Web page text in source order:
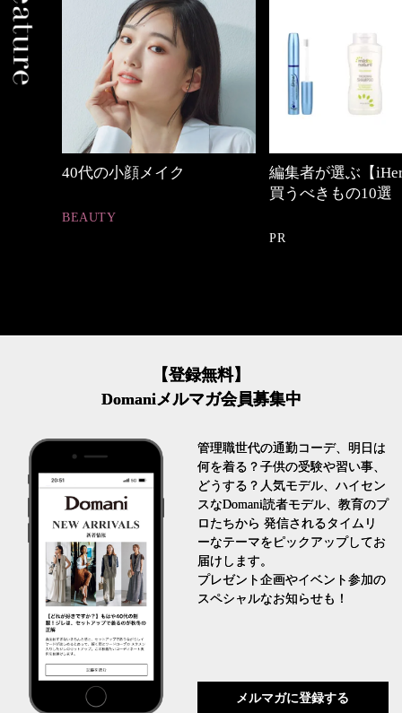
編集者が選ぶ【iHerb】で今
【ワーママのきれ
ュアル通勤】
FASHION
【登録無料】
Domaniメルマガ会員募集中
管理職世代の通勤コーデ、明日は
何を着る？子供の受験や習い事、
どうする？人気モデル、ハイセン
スなDomani読者モデル、教育のプ
ロたちから 発信されるタイムリ
ーなテーマをピックアップしてお
届けします。
プレゼント企画やイベント参加の
スペシャルなお知らせも！
メルマガに登録する